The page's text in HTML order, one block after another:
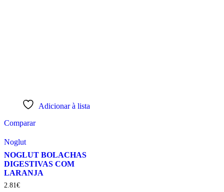
Adicionar à lista
Comparar
Noglut
NOGLUT BOLACHAS
DIGESTIVAS COM
LARANJA
2 81€